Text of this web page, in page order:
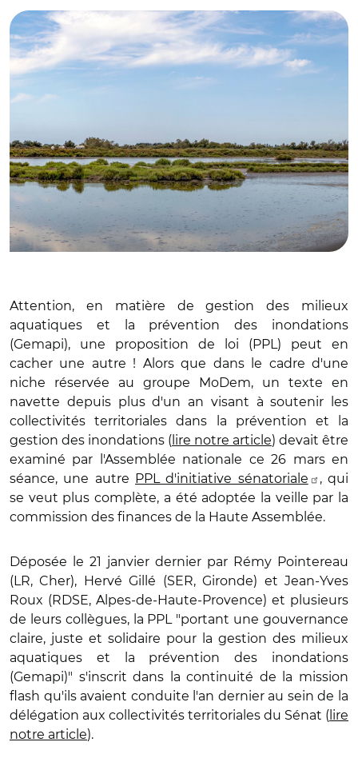
Attention, en matière de gestion des milieux
aquatiques et la prévention des inondations
(Gemapi), une proposition de loi (PPL) peut en
cacher une autre ! Alors que dans le cadre d'une
niche réservée au groupe MoDem, un texte en
navette depuis plus d'un an visant à soutenir les
collectivités territoriales dans la prévention et la
gestion des inondations ( lire notre article) devait être
examiné par l'Assemblée nationale ce 26 mars en
séance, une autre PPL d'initiative sénatoriale
, qui
se veut plus complète, a été adoptée la veille par la
commission des finances de la Haute Assemblée.
Déposée le 21 janvier dernier par Rémy Pointereau
(LR, Cher), Hervé Gillé (SER, Gironde) et Jean-Yves
Roux (RDSE, Alpes-de-Haute-Provence) et plusieurs
de leurs collègues, la PPL "portant une gouvernance
claire, juste et solidaire pour la gestion des milieux
aquatiques et la prévention des inondations
(Gemapi)" s'inscrit dans la continuité de la mission
flash qu'ils avaient conduite l'an dernier au sein de la
délégation aux collectivités territoriales du Sénat ( lire
notre article).